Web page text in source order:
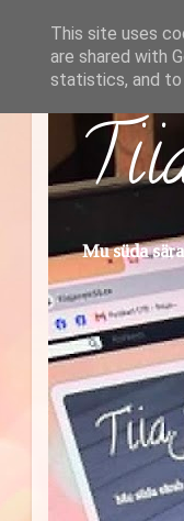
Mu süda
This site uses
are shared with
statistics, and to